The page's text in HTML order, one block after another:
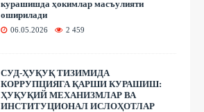
курашишда ҳокимлар масъулияти
оширилади
06.05.2026 2 459
СУД-ҲУҚУҚ ТИЗИМИДА
КОРРУПЦИЯГА ҚАРШИ КУРАШИШ:
ҲУҚУҚИЙ МЕХАНИЗМЛАР ВА
ИНСТИТУЦИОНАЛ ИСЛОҲОТЛАР